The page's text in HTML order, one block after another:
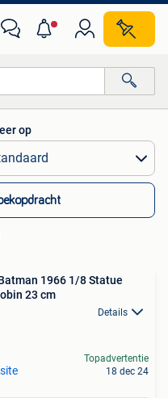
op
1966 1/8 Statue
23 cm
Details
Topadvertentie
18 dec 24